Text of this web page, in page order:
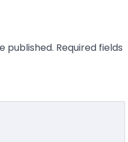
published. Required fields